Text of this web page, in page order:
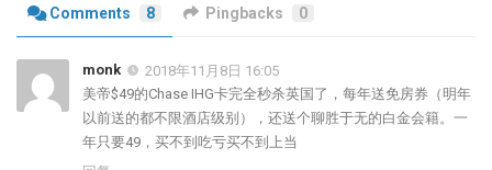
Comments 8 Pingbacks 0
monk
2018年11月8日 16:05
美帝$49的Chase IHG卡完全秒杀英国了，每年送免房券（明年
以前送的都不限酒店级别），还送个聊胜于无的白金会籍。一
年只要49，买不到吃亏买不到上当